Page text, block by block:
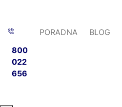
800
022
656
PORADNA BLOG